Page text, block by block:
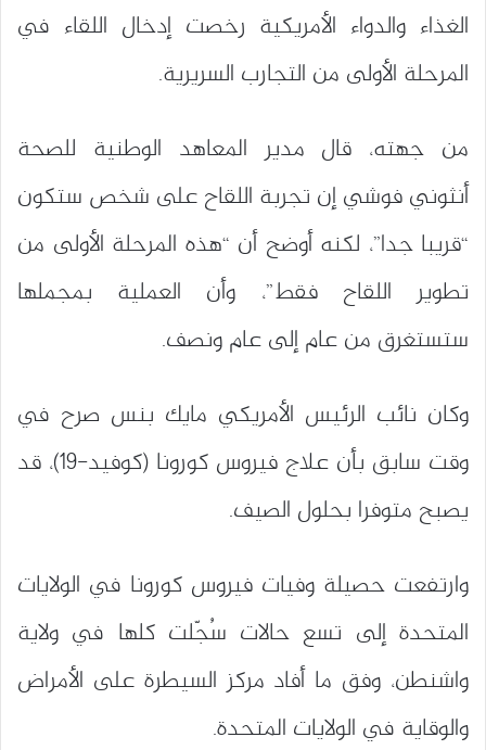
الغذاء والدواء الأمريكية رخصت إدخال اللقاء في
المرحلة الأولى من التجارب السريرية.
من جهته، قال مدير المعاهد الوطنية للصحة
أنثوني فوشي إن تجربة اللقاح على شخص ستكون
“قريبا جدا”، لكنه أوضح أن “هذه المرحلة الأولى من
تطوير اللقاح فقط”، وأن العملية بمجملها
ستستغرق من عام إلى عام ونصف.
وكان نائب الرئيس الأمريكي مايك بنس صرح في
وقت سابق بأن علاج فيروس كورونا (كوفيد-19)، قد
يصبح متوفرا بحلول الصيف.
وارتفعت حصيلة وفيات فيروس كورونا في الولايات
المتحدة إلى تسع حالات سُجّلت كلها في ولاية
واشنطن، وفق ما أفاد مركز السيطرة على الأمراض
والوقاية في الولايات المتحدة.